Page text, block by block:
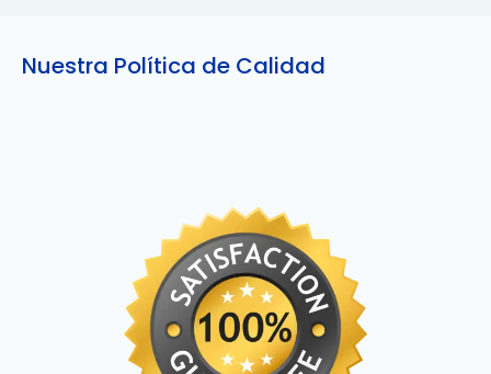
Nuestra Política de Calidad